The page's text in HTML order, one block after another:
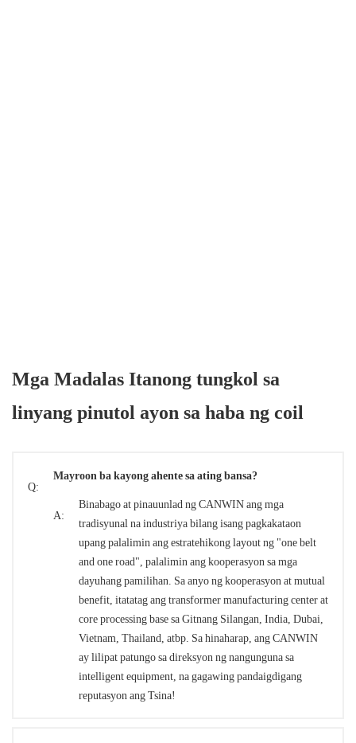
Mga Madalas Itanong tungkol sa
linyang pinutol ayon sa haba ng coil
Q:
Mayroon ba kayong ahente sa ating bansa?
A:
Binabago at pinauunlad ng CANWIN ang mga
tradisyunal na industriya bilang isang pagkakataon
upang palalimin ang estratehikong layout ng "one belt
and one road", palalimin ang kooperasyon sa mga
dayuhang pamilihan. Sa anyo ng kooperasyon at mutual
benefit, itatatag ang transformer manufacturing center at
core processing base sa Gitnang Silangan, India, Dubai,
Vietnam, Thailand, atbp. Sa hinaharap, ang CANWIN
ay lilipat patungo sa direksyon ng nangunguna sa
intelligent equipment, na gagawing pandaigdigang
reputasyon ang Tsina!